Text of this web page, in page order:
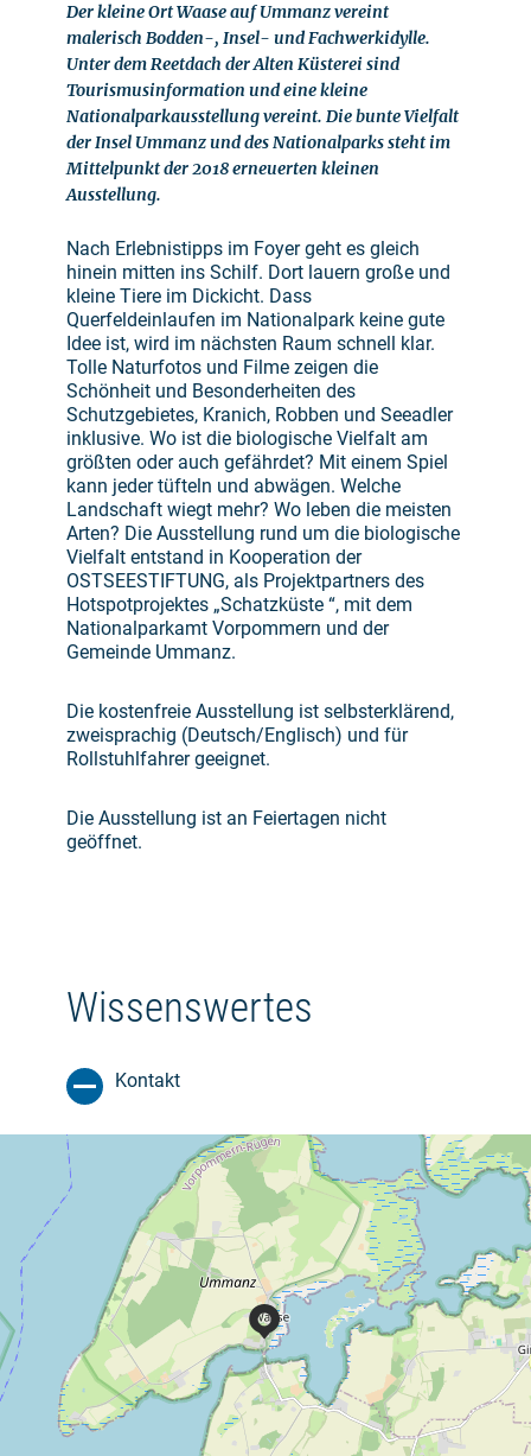
Der kleine Ort Waase auf Ummanz vereint
malerisch Bodden-, Insel- und Fachwerkidylle.
Unter dem Reetdach der Alten Küsterei sind
Tourismusinformation und eine kleine
Nationalparkausstellung vereint. Die bunte Vielfalt
der Insel Ummanz und des Nationalparks steht im
Mittelpunkt der 2018 erneuerten kleinen
Ausstellung.
Nach Erlebnistipps im Foyer geht es gleich
hinein mitten ins Schilf. Dort lauern große und
kleine Tiere im Dickicht. Dass
Querfeldeinlaufen im Nationalpark keine gute
Idee ist, wird im nächsten Raum schnell klar.
Tolle Naturfotos und Filme zeigen die
Schönheit und Besonderheiten des
Schutzgebietes, Kranich, Robben und Seeadler
inklusive. Wo ist die biologische Vielfalt am
größten oder auch gefährdet? Mit einem Spiel
kann jeder tüfteln und abwägen. Welche
Landschaft wiegt mehr? Wo leben die meisten
Arten? Die Ausstellung rund um die biologische
Vielfalt entstand in Kooperation der
OSTSEESTIFTUNG, als Projektpartners des
Hotspotprojektes „Schatzküste “, mit dem
Nationalparkamt Vorpommern und der
Gemeinde Ummanz.
Die kostenfreie Ausstellung ist selbsterklärend,
zweisprachig (Deutsch/Englisch) und für
Rollstuhlfahrer geeignet.
Die Ausstellung ist an Feiertagen nicht
geöffnet.
Wissenswertes
Kontakt